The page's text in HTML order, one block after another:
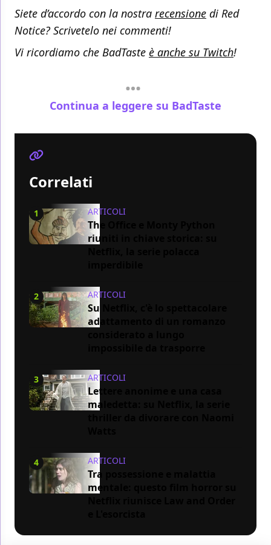
Siete d’accordo con la nostra recensione di Red
Notice? Scrivetelo nei commenti!
Vi ricordiamo che BadTaste è anche su Twitch!
Continua a leggere su BadTaste
Correlati
1 ARTICOLI
The Office e Monty Python
riuniti in chiave storica: su
2 ARTICOLI
Su Netflix, c'è lo spettacolare
adattamento di un romanzo
3 ARTICOLI
Lettere anonime e una casa
maledetta: su Netflix, la serie
4 ARTICOLI
Tra possessione e malattia
mentale: questo film horror su